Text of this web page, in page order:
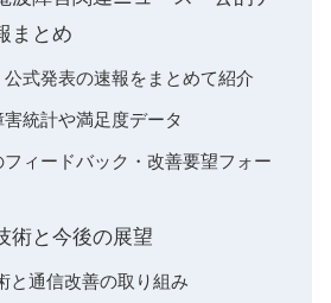
まとめ
公式発表の速報をまとめて紹介
統計や満足度データ
ィードバック・改善要望フォー
術と今後の展望
と通信改善の取り組み